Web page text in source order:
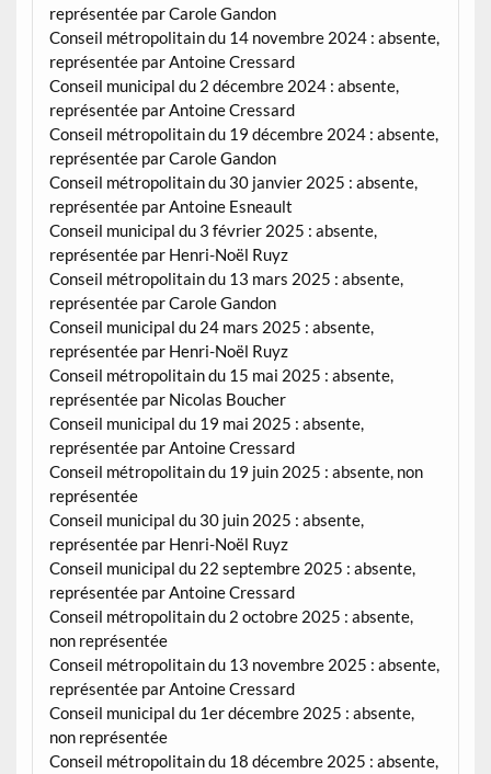
représentée par Carole Gandon
Conseil métropolitain du 14 novembre 2024 : absente,
représentée par Antoine Cressard
Conseil municipal du 2 décembre 2024 : absente,
représentée par Antoine Cressard
Conseil métropolitain du 19 décembre 2024 : absente,
représentée par Carole Gandon
Conseil métropolitain du 30 janvier 2025 : absente,
représentée par Antoine Esneault
Conseil municipal du 3 février 2025 : absente,
représentée par Henri-Noël Ruyz
Conseil métropolitain du 13 mars 2025 : absente,
représentée par Carole Gandon
Conseil municipal du 24 mars 2025 : absente,
représentée par Henri-Noël Ruyz
Conseil métropolitain du 15 mai 2025 : absente,
représentée par Nicolas Boucher
Conseil municipal du 19 mai 2025 : absente,
représentée par Antoine Cressard
Conseil métropolitain du 19 juin 2025 : absente, non
représentée
Conseil municipal du 30 juin 2025 : absente,
représentée par Henri-Noël Ruyz
Conseil municipal du 22 septembre 2025 : absente,
représentée par Antoine Cressard
Conseil métropolitain du 2 octobre 2025 : absente,
non représentée
Conseil métropolitain du 13 novembre 2025 : absente,
représentée par Antoine Cressard
Conseil municipal du 1er décembre 2025 : absente,
non représentée
Conseil métropolitain du 18 décembre 2025 : absente,